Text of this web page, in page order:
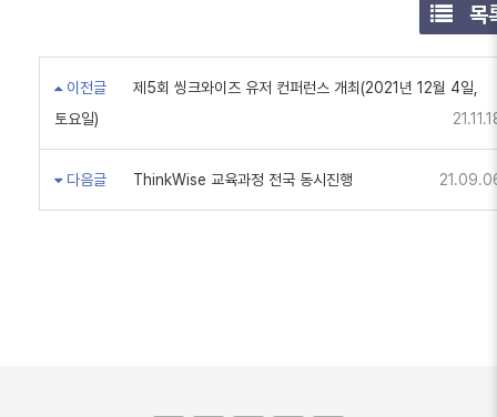
목
이전글
제5회 씽크와이즈 유저 컨퍼런스 개최(2021년 12월 4일,
토요일)
다음글 ThinkWise 교육과정 전국 동시진행